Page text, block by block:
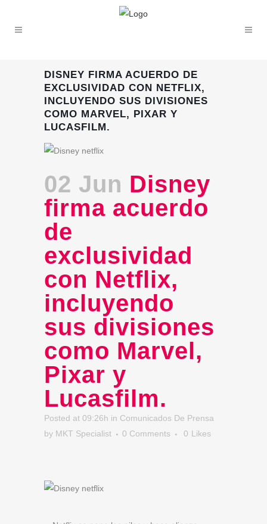
DISNEY FIRMA ACUERDO DE
EXCLUSIVIDAD CON NETFLIX,
INCLUYENDO SUS DIVISIONES
COMO MARVEL, PIXAR Y
LUCASFILM.
02 Jun Disney
firma acuerdo
de
exclusividad
con Netflix,
incluyendo
sus divisiones
como Marvel,
Pixar y
Lucasfilm.
Posted at 09:26h in Comunicados De Prensa
by MKT Specialist 0 Comments 0 Likes